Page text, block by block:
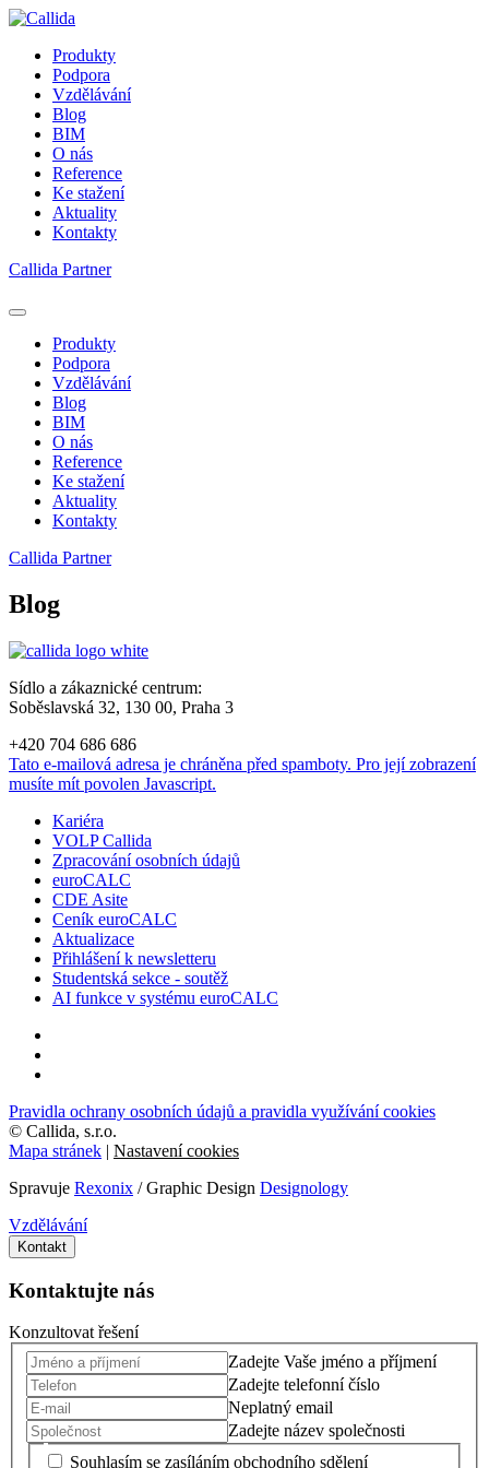
Produkty
Podpora
Vzdělávání
Blog
BIM
O nás
Reference
Ke stažení
Aktuality
Kontakty
Callida Partner
Produkty
Podpora
Vzdělávání
Blog
BIM
O nás
Reference
Ke stažení
Aktuality
Kontakty
Callida Partner
Blog
Sídlo a zákaznické centrum:
Soběslavská 32, 130 00, Praha 3
+420 704 686 686
Tato e-mailová adresa je chráněna před spamboty. Pro její zobrazení
musíte mít povolen Javascript.
Kariéra
VOLP Callida
Zpracování osobních údajů
euroCALC
CDE Asite
Ceník euroCALC
Aktualizace
Přihlášení k newsletteru
Studentská sekce - soutěž
AI funkce v systému euroCALC
Pravidla ochrany osobních údajů a pravidla využívání cookies
© Callida, s.r.o.
Mapa stránek | Nastavení cookies
Spravuje Rexonix / Graphic Design Designology
Vzdělávání
Kontakt
Kontaktujte nás
Konzultovat řešení
Zadejte Vaše jméno a příjmení
Zadejte telefonní číslo
Neplatný email
Zadejte název společnosti
Souhlasím se zasíláním obchodního sdělení